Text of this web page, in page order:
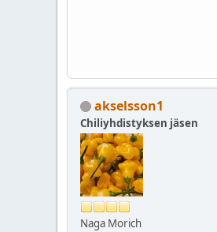
akselsson1
Chiliyhdistyksen jäsen
Naga Morich